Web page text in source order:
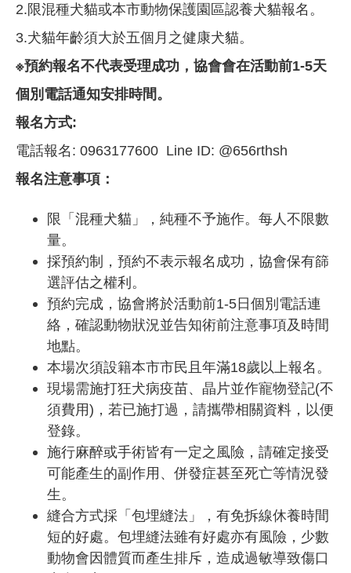
2.限混種犬貓或本市動物保護園區認養犬貓報名。
3.犬貓年齡須大於五個月之健康犬貓。
※預約報名不代表受理成功，協會會在活動前1-5天
個別電話通知安排時間。
報名方式:
電話報名: 0963177600 Line ID: @656rthsh
報名注意事項：
限「混種犬貓」，純種不予施作。每人不限數
量。
採預約制，預約不表示報名成功，協會保有篩
選評估之權利。
預約完成，協會將於活動前1-5日個別電話連
絡，確認動物狀況並告知術前注意事項及時間
地點。
本場次須設籍本市市民且年滿18歲以上報名。
現場需施打狂犬病疫苗、晶片並作寵物登記(不
須費用)，若已施打過，請攜帶相關資料，以便
登錄。
施行麻醉或手術皆有一定之風險，請確定接受
可能產生的副作用、併發症甚至死亡等情況發
生。
縫合方式採「包埋縫法」，有免拆線休養時間
短的好處。包埋縫法雖有好處亦有風險，少數
動物會因體質而產生排斥，造成過敏導致傷口